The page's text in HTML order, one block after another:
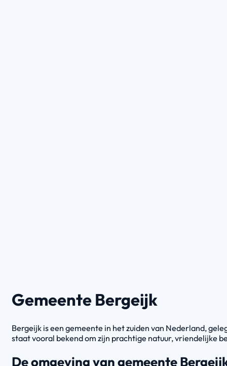
Gemeente Bergeijk
Bergeijk is een gemeente in het zuiden van Nederland,
staat vooral bekend om zijn prachtige natuur, vriendelijke
De omgeving van gemeente